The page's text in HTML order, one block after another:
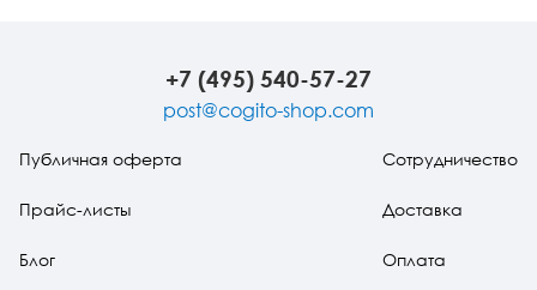
+7 (495) 540-57-27
post@cogito-shop.com
Публичная оферта
Прайс-листы
Блог
Сотрудничество
Доставка
Оплата